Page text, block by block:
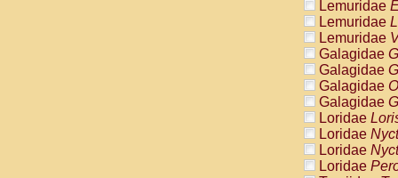
Atelidae
Atelidae
Atelidae
Atelidae
Atelidae
Atelidae
Atelidae
Atelidae
Atelidae
Atelidae
Pitheciidae
Lemuridae
Lemuridae
Lemuridae
Galagidae
Galagidae
Galagidae
Galagidae
Loridae
Loridae
Loridae
Loridae